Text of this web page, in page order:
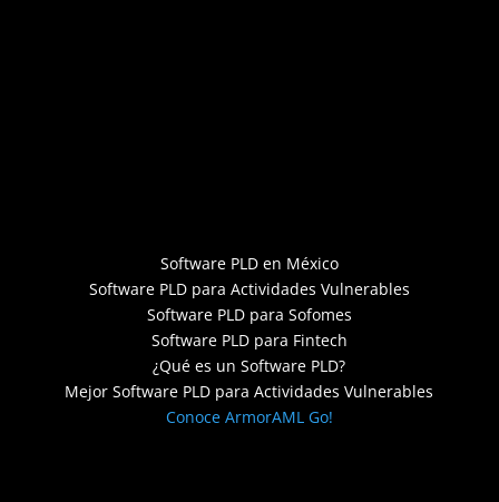
Software PLD en México
Software PLD para Actividades Vulnerables
Software PLD para Sofomes
Software PLD para Fintech
¿Qué es un Software PLD?
Mejor Software PLD para Actividades Vulnerables
Conoce ArmorAML Go!